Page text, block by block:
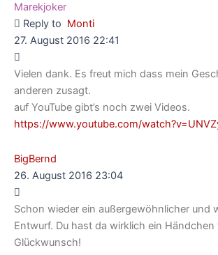
Marekjoker
Reply to Monti
27. August 2016 22:41
Vielen dank. Es freut mich dass mein
anderen zusagt.
auf YouTube gibt’s noch zwei Videos.
https://www.youtube.com/
BigBernd
26. August 2016 23:04
Schon wieder ein außergewöhnlicher und
Entwurf. Du hast da wirklich ein Händchen
Glückwunsch!